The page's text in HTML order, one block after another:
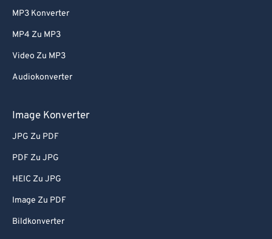
MP3 Konverter
MP4 Zu MP3
Video Zu MP3
Audiokonverter
Image Konverter
JPG Zu PDF
PDF Zu JPG
HEIC Zu JPG
Image Zu PDF
Bildkonverter